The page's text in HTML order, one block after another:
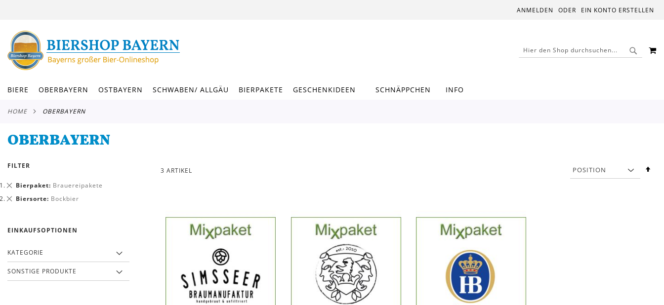
INHALT
ANMELDEN EIN KONTO ERSTELLEN
SUCHE
BIERE OBERBAYERN OSTBAYERN SCHWABEN/ ALLGÄU BIERPAKETE GESCHENKIDEEN SCHNÄPPCHEN INFO
HOME OBERBAYERN
OBERBAYERN
3 ARTIKEL
FILTER
Bierpaket Brauereipakete
Dies
Biersorte Bockbier
Dies
EINKAUFSOPTIONEN
KATEGORIE
SONSTIGE PRODUKTE